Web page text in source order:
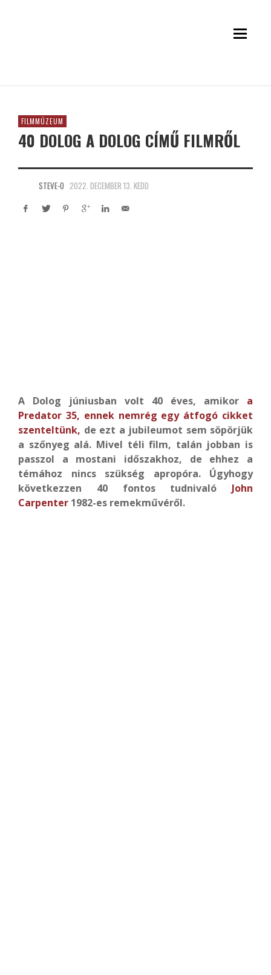
FILMMÚZEUM
40 DOLOG A DOLOG CÍMŰ FILMRŐL
STEVE-O 2022. DECEMBER 13. KEDD
A Dolog júniusban volt 40 éves, amikor a
Predator 35, ennek nemrég egy átfogó cikket
szenteltünk, de ezt a jubileumot sem söpörjük
a szőnyeg alá. Mivel téli film, talán jobban is
passzol a mostani időszakhoz, de ehhez a
témához nincs szükség apropóra. Úgyhogy
következzen 40 fontos tudnivaló John
Carpenter 1982-es remekművéről.